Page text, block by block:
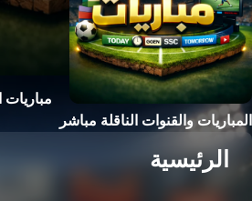
مباريات
المباريات والقنوات الناقلة مباشر
الرئيسية